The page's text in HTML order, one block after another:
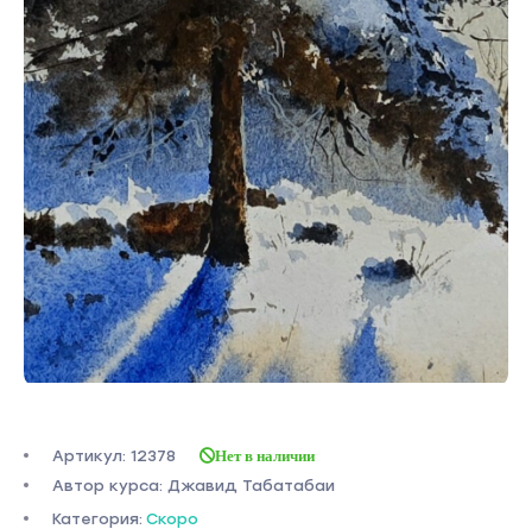
Артикул: 12378 Нет в наличии
Автор курса: Джавид Табатабаи
Категория: Скоро